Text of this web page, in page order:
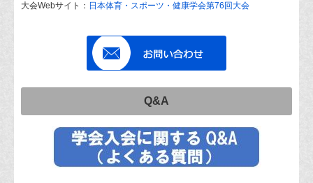
大会Webサイト： 日本体育・スポーツ・健康学会第76回大会
Q&A